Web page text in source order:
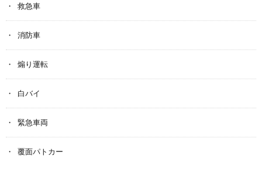
救急車
消防車
煽り運転
白バイ
緊急車両
覆面パトカー